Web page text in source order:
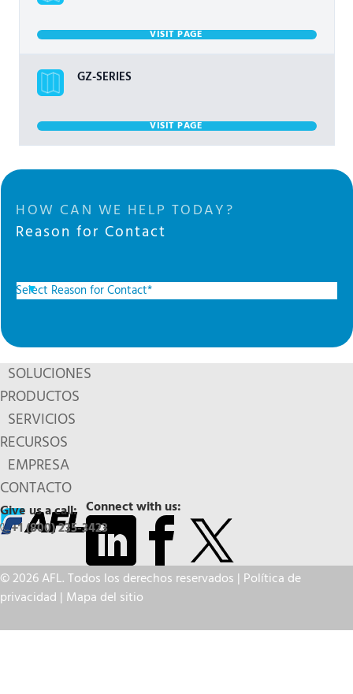
VISIT PAGE
GZ-SERIES
VISIT PAGE
HOW CAN WE HELP TODAY?
Reason for Contact
SOLUCIONES
PRODUCTOS
SERVICIOS
RECURSOS
EMPRESA
CONTACTO
Connect with us:
Give us a call:
+1 (800) 235-3423
© 2026 AFL. Todos los derechos reservados | Política de
privacidad | Mapa del sitio